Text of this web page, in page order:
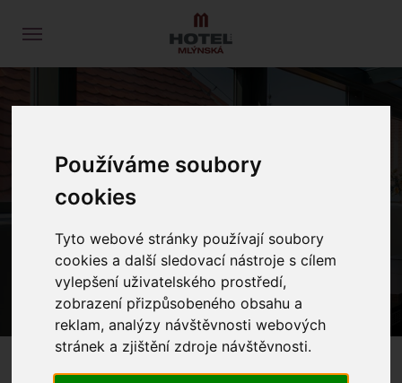
Používáme soubory
cookies
Tyto webové stránky používají soubory
cookies a další sledovací nástroje s cílem
vylepšení uživatelského prostředí,
zobrazení přizpůsobeného obsahu a
reklam, analýzy návštěvnosti webových
stránek a zjištění zdroje návštěvnosti.
ARCHEOSKANZEN
MODRÁ
PROLOG FREIZEIT ARCHEOSKANZEN MODRÁ